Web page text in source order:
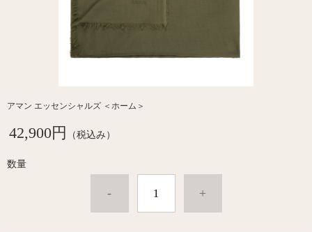
アマン エッセンシャルズ ＜ホーム＞
42,900円 （税込み）
数量
- +